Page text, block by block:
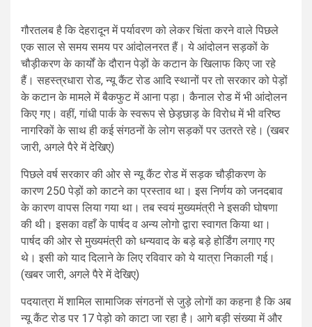
गौरतलब है कि देहरादून में पर्यावरण को लेकर चिंता करने वाले पिछले
एक साल से समय समय पर आंदोलनरत हैं। ये आंदोलन सड़कों के
चौड़ीकरण के कार्यों के दौरान पेड़ों के कटान के खिलाफ किए जा रहे
हैं। सहस्त्रधारा रोड, न्यू कैंट रोड आदि स्थानों पर तो सरकार को पेड़ों
के कटान के मामले में बैकफुट में आना पड़ा। कैनाल रोड में भी आंदोलन
किए गए। वहीं, गांधी पार्क के स्वरूप से छेड़छाड़ के विरोध में भी वरिष्ठ
नागरिकों के साथ ही कई संगठनों के लोग सड़कों पर उतरते रहे। (खबर
जारी, अगले पैरे में देखिए)
पिछले वर्ष सरकार की ओर से न्यू कैंट रोड में सड़क चौड़ीकरण के
कारण 250 पेड़ों को काटने का प्रस्ताव था। इस निर्णय को जनदबाव
के कारण वापस लिया गया था। तब स्वयं मुख्यमंत्री ने इसकी घोषणा
की थी। इसका वहाँ के पार्षद व अन्य लोगो द्वारा स्वागत किया था।
पार्षद की ओर से मुख्यमंत्री को धन्यवाद के बड़े बड़े होर्डिंग लगाए गए
थे। इसी को याद दिलाने के लिए रविवार को ये यात्रा निकाली गई।
(खबर जारी, अगले पैरे में देखिए)
पदयात्रा में शामिल सामाजिक संगठनों से जुड़े लोगों का कहना है कि अब
न्यू कैंट रोड पर 17 पेड़ो को काटा जा रहा है। आगे बड़ी संख्या में और